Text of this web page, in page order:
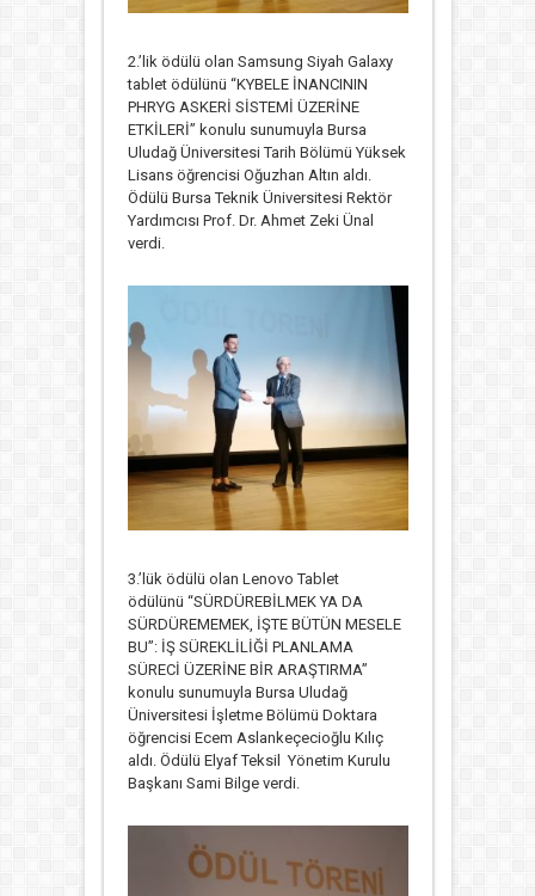
2.’lik ödülü olan Samsung Siyah Galaxy
tablet ödülünü “KYBELE İNANCININ
PHRYG ASKERİ SİSTEMİ ÜZERİNE
ETKİLERİ” konulu sunumuyla Bursa
Uludağ Üniversitesi Tarih Bölümü Yüksek
Lisans öğrencisi Oğuzhan Altın aldı.
Ödülü Bursa Teknik Üniversitesi Rektör
Yardımcısı Prof. Dr. Ahmet Zeki Ünal
verdi.
3.’lük ödülü olan Lenovo Tablet
ödülünü “SÜRDÜREBİLMEK YA DA
SÜRDÜREMEMEK, İŞTE BÜTÜN MESELE
BU”: İŞ SÜREKLİLİĞİ PLANLAMA
SÜRECİ ÜZERİNE BİR ARAŞTIRMA”
konulu sunumuyla Bursa Uludağ
Üniversitesi İşletme Bölümü Doktara
öğrencisi Ecem Aslankeçecioğlu Kılıç
aldı. Ödülü Elyaf Teksil Yönetim Kurulu
Başkanı Sami Bilge verdi.